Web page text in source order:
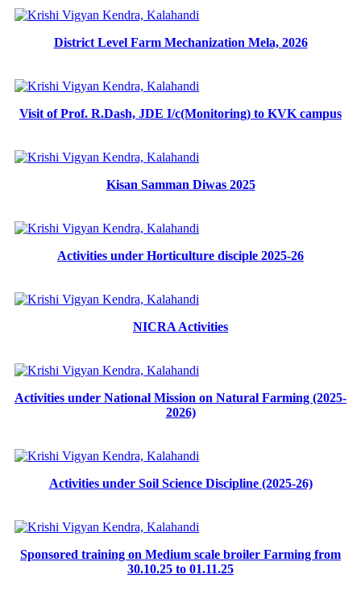
District Level Farm Mechanization Mela, 2026
Visit of Prof. R.Dash, JDE I/c(Monitoring) to KVK campus
Kisan Samman Diwas 2025
Activities under Horticulture disciple 2025-26
NICRA Activities
Activities under National Mission on Natural Farming (2025-
2026)
Activities under Soil Science Discipline (2025-26)
Sponsored training on Medium scale broiler Farming from
30.10.25 to 01.11.25